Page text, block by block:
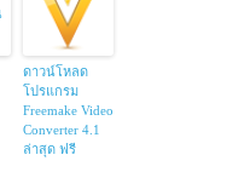
ดาวน์โหลด
โปรแกรม
Freemake Video
Converter 4.1
ล่าสุด ฟรี